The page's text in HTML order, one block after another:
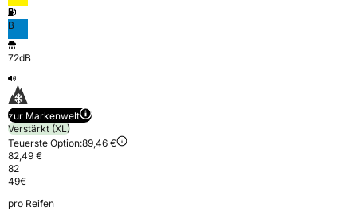
B
72dB
zur Markenwelt
Verstärkt (XL)
Teuerste Option:89,46 €
82,49 €
82
49€
pro Reifen